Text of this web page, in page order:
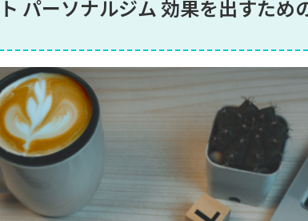
パーソナルジム 効果を出すため